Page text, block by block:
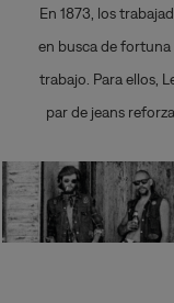
En 1873, los
en busca de fortuna
trabajo. Para ellos,
par de jeans